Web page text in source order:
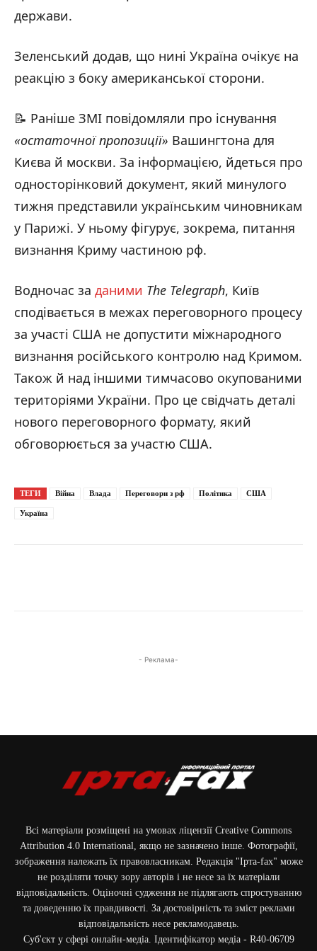
держави.
Зеленський додав, що нині Україна очікує на
реакцію з боку американської сторони.
📝 Раніше ЗМІ повідомляли про існування
«остаточної пропозиції» Вашингтона для
Києва й москви. За інформацією, йдеться про
односторінковий документ, який минулого
тижня представили українським чиновникам
у Парижі. У ньому фігурує, зокрема, питання
визнання Криму частиною рф.
Водночас за даними The Telegraph, Київ
сподівається в межах переговорного процесу
за участі США не допустити міжнародного
визнання російського контролю над Кримом.
Також й над іншими тимчасово окупованими
територіями України. Про це свідчать деталі
нового переговорного формату, який
обговорюється за участю США.
ТЕГИ Війна Влада Переговори з рф Політика США
Україна
- Реклама-
Всі матеріали розміщені на умовах ліцензії Creative Commons
Attribution 4.0 International, якщо не зазначено інше. Фотографії,
зображення належать їх правовласникам. Редакція "Ірта-fax" може
не розділяти точку зору авторів і не несе за їх матеріали
відповідальність. Оціночні судження не підлягають спростуванню
та доведенню їх правдивості. За достовірність та зміст реклами
відповідальність несе рекламодавець.
Cуб'єкт у сфері онлайн-медіа. Ідентифікатор медіа - R40-06709